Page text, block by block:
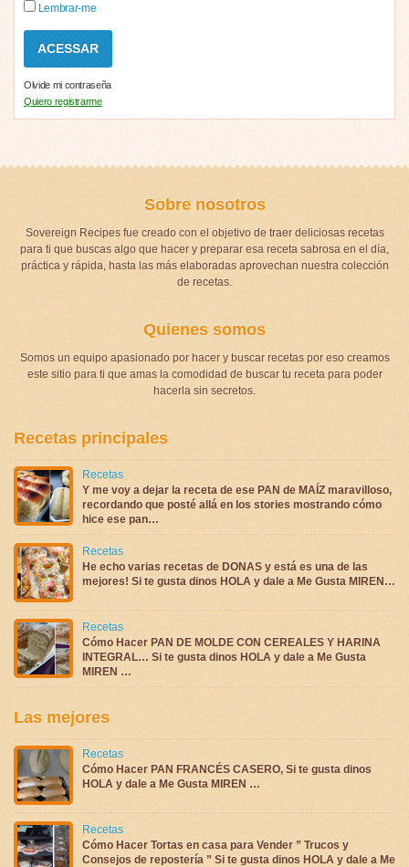
Lembrar-me
Olvide mi contraseña
Quiero registrarme
Sobre nosotros
Sovereign Recipes fue creado con el objetivo de traer deliciosas recetas
para ti que buscas algo que hacer y preparar esa receta sabrosa en el día,
práctica y rápida, hasta las más elaboradas aprovechan nuestra colección
de recetas.
Quienes somos
Somos un equipo apasionado por hacer y buscar recetas por eso creamos
este sitio para ti que amas la comodidad de buscar tu receta para poder
hacerla sin secretos.
Recetas principales
Recetas
Y me voy a dejar la receta de ese PAN de MAÍZ maravilloso,
recordando que posté allá en los stories mostrando cómo
hice ese pan…
Recetas
He echo varias recetas de DONAS y está es una de las
mejores! Si te gusta dinos HOLA y dale a Me Gusta MIREN…
Recetas
Cómo Hacer PAN DE MOLDE CON CEREALES Y HARINA
INTEGRAL… Si te gusta dinos HOLA y dale a Me Gusta
MIREN …
Las mejores
Recetas
Cómo Hacer PAN FRANCÉS CASERO, Si te gusta dinos
HOLA y dale a Me Gusta MIREN …
Recetas
Cómo Hacer Tortas en casa para Vender ” Trucos y
Consejos de repostería ” Si te gusta dinos HOLA y dale a Me